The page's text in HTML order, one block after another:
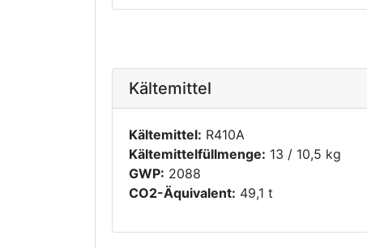
Kältemittel
Kältemittel: R410A
Kältemittelfüllmenge: 13 / 10,5 kg
GWP: 2088
CO2-Äquivalent: 49,1 t